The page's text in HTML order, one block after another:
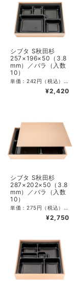
シブタ S秋田杉
257×196×50（3.8
mm）／バラ（入数
10）
¥2,420
シブタ S秋田杉
287×202×50（3.8
mm）／バラ（入数
10）
単価：275円（税込）／250円（税抜） CS入数：40 最小単位：10 サイズ：外寸287×202×高50mm 素材：PSP（本体側）、紙（本体底）、PSP （蓋）、PS （仕切）
¥2,750